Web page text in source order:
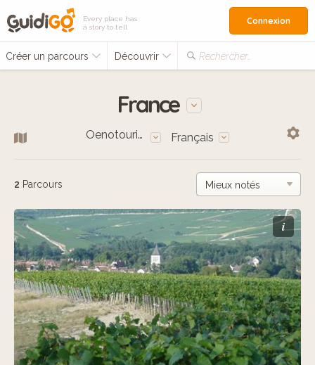
Every place has
a story to tell
Créer un parcours Découvrir Rechercher…
Connexion
France
Oenotourisme Français
2 Parcours
i